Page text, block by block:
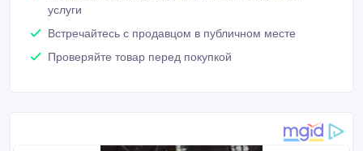
услуги
Встречайтесь с продавцом в публичном месте
Проверяйте товар перед покупкой